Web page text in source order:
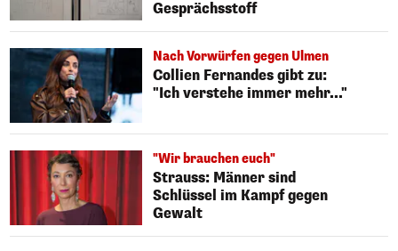
Gesprächsstoff
Nach Vorwürfen gegen Ulmen
Collien Fernandes gibt zu:
"Ich verstehe immer mehr..."
"Wir brauchen euch"
Strauss: Männer sind
Schlüssel im Kampf gegen
Gewalt